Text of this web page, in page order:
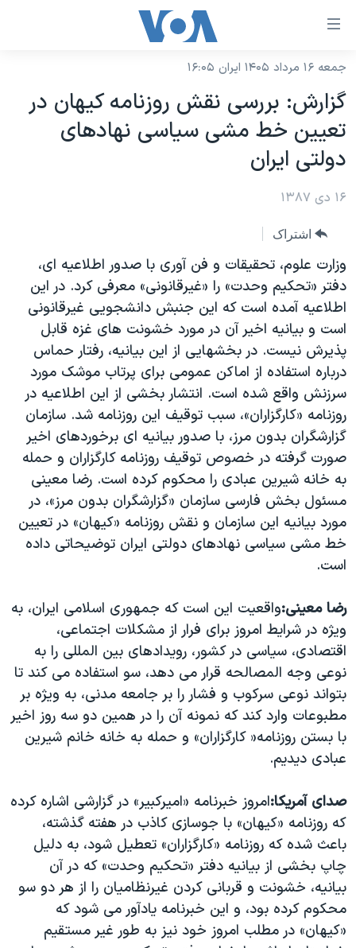
لینکهای
دسترسی
جهش
محتوای
اصلی
به
صفحه
جهش
به
جستجو
نسخه سبک وب‌سایت
موضوع ها
ایران
آمریکا
جهان
ورزشی
گزیده‌ها
ویژه برنامه‌ها
ویدیوها
فرهنگ و زندگی
حقوق شهروندی
اقتصادی
علم و فناوری
اسرائیل در جنگ
گالری عکس
آرشیو پخش زنده
برنامه های تلویزیونی
جدول برنامه ها
صفحه‌های ویژه
جام جهانی ۲۰۲۶
عملیات خشم حماسی
۲۵۰سالگی آمریکا
بایگانی برنامه‌های تلویزیونی
مستندها
انتخابات ریاست جمهوری آمریکا ۲۰۲۴
حمله جمهوری اسلامی به اسرائیل
رمز مهسا
ورزش زنان در ایران
اعتراضات زن، زندگی، آزادی
مجموعه مستندهای دادخواهی
تریبونال مردمی آبان ۹۸
دادگاه حمید نوری
چهل سال گروگان‌گیری
قانون شفافیت دارائی کادر رهبری ایران
اعتراضات مردمی آبان ۹۸
اسرائیل در جنگ
نرگس محمدی برنده جایزه نوبل صلح
همایش محافظه‌کاران آمریکا «سی‌پک»
صفحه‌های ویژه
سفر پرزیدنت ترامپ به چین
فرکانس‌های صدای آمریکا
پخش رادیویی
یادگیری زبان انگلیسی
دنبال کنید
زبانهای مختلف
جمعه ۱۶ مرداد ۱۴۰۵ ایران ۱۶:۰۵
گزارش: بررسی نقش روزنامه کيهان در
تعيين خط مشی سياسی نهادهای
دولتی ايران
۱۶ دی ۱۳۸۷
اشتراک
وزارت علوم، تحقیقات و فن آوری با صدور اطلاعیه ای،
دفتر «تحکیم وحدت» را «غیرقانونی» معرفی کرد. در این
اطلاعیه آمده است که این جنبش دانشجویی غیرقانونی
است و بیانیه اخیر آن در مورد خشونت های غزه قابل
پذیرش نیست. در بخشهایی از این بیانیه، رفتار حماس
درباره استفاده از اماکن عمومی برای پرتاب موشک مورد
سرزنش واقع شده است. انتشار بخشی از این اطلاعیه در
روزنامه «کارگزاران»، سبب توقیف این روزنامه شد. سازمان
گزارشگران بدون مرز، با صدور بیانیه ای برخوردهای اخیر
صورت گرفته در خصوص توقیف روزنامه کارگزاران و حمله
به خانه شیرین عبادی را محکوم کرده است. رضا معینی
مسئول بخش فارسی سازمان «گزارشگران بدون مرز»، در
مورد بیانیه این سازمان و نقش روزنامه «کیهان» در تعیین
خط مشی سیاسی نهادهای دولتی ایران توضیحاتی داده
است.
رضا معینی:واقعیت این است که جمهوری اسلامی ایران، به
ویژه در شرایط امروز برای فرار از مشکلات اجتماعی،
اقتصادی، سیاسی در کشور، رویدادهای بین المللی را به
نوعی وجه المصالحه قرار می دهد، سو استفاده می کند تا
بتواند نوعی سرکوب و فشار را بر جامعه مدنی، به ویژه بر
مطبوعات وارد کند که نمونه آن را در همین دو سه روز اخیر
با بستن روزنامه« کارگزاران» و حمله به خانه خانم شیرین
عبادی دیدیم.
صدای آمریکا:امروز خبرنامه «امیرکبیر» در گزارشی اشاره کرده
که روزنامه «کیهان» با جوسازی کاذب در هفته گذشته،
باعث شده که روزنامه «کارگزاران» تعطیل شود، به دلیل
چاپ بخشی از بیانیه دفتر «تحکیم وحدت» که در آن
بیانیه، خشونت و قربانی کردن غیرنظامیان را از هر دو سو
محکوم کرده بود، و این خبرنامه یادآور می شود که
«کیهان» در مطلب امروز خود نیز به طور غیر مستقیم